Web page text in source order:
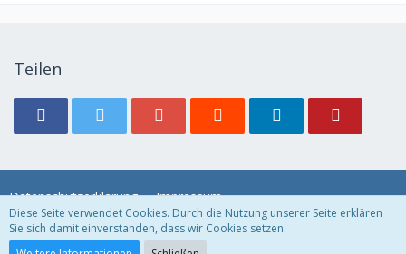
Teilen
Datenschutzerklärung Impressum
Community-Software:
Diese Seite verwendet Cookies. Durch die Nutzung unserer Seite erklären
Sie sich damit einverstanden, dass wir Cookies setzen.